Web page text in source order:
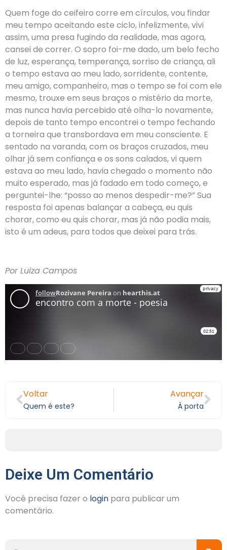
Quem foge do ceifeiro corre em círculos, vou findar
meu tempo aceitando este ciclo, infelizmente, vivi
assim, uma presa fugindo da realidade, mas agora,
cansei de correr. O sopro foi-me dado, um belo fecho
de luz, esperança, temperança, sorriso de criança, ali
o tempo estava ao meu lado, sorridente, contente,
meu amigo, companheiro, mas o tempo se foi com ele
mesmo, trouxe em seus braços o mistério da morte,
mas nunca havia percebido até olha-lo novamente,
depois de tanto tempo encontrei o tempo fechando
a torneira que transbordava em meu consciente. E
sentado na varanda, com os braços cruzados, meu
olhar já sem confiança e os sons calados, vi quem
estava ao meu lado, havia chegado o momento não
muito esperado, mas já fadado em todo começo, e
perguntei-lhe: “posso ao menos despedir-me?” Sua
resposta foi apenas balançar a cabeça, eu quis
chorar, como eu quis chorar, mas já não podia mais,
isto é um adeus, para todos que deixei para trás.
Por Luiza Campos
Voltar
Quem é este?
Avançar
À porta
Deixe Um Comentário
Você precisa fazer o login para publicar um
comentário.